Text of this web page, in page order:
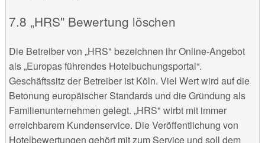
„HRS" Bewertung löschen
Die Betreiber von „HRS" bezeichnen ihr Online-Angebot
als „Europas führendes Hotelbuchungsportal“.
Geschäftssitz der Betreiber ist Köln. Viel Wert wird auf die
Betonung europäischer Standards und die Gründung als
Familienunternehmen gelegt. „HRS" wirbt mit immer
erreichbarem Kundenservice. Die Veröffentlichung von
Hotelbewertungen gehört mit zum Service und soll dem